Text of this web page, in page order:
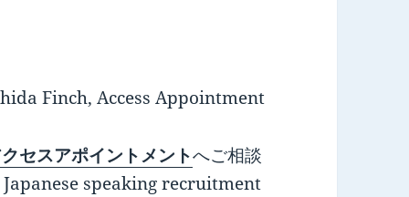
Finch, Access Appointment
セスアポイントメントへご相談
speaking recruitment